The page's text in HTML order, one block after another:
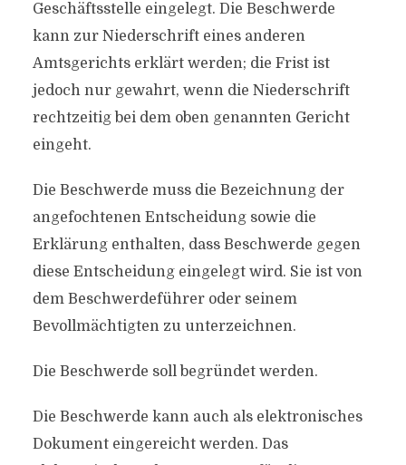
Geschäftsstelle eingelegt. Die Beschwerde
kann zur Niederschrift eines anderen
Amtsgerichts erklärt werden; die Frist ist
jedoch nur gewahrt, wenn die Niederschrift
rechtzeitig bei dem oben genannten Gericht
eingeht.
Die Beschwerde muss die Bezeichnung der
angefochtenen Entscheidung sowie die
Erklärung enthalten, dass Beschwerde gegen
diese Entscheidung eingelegt wird. Sie ist von
dem Beschwerdeführer oder seinem
Bevollmächtigten zu unterzeichnen.
Die Beschwerde soll begründet werden.
Die Beschwerde kann auch als elektronisches
Dokument eingereicht werden. Das